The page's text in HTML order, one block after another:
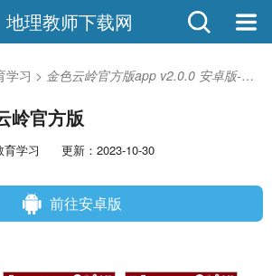
地理教师下载网
学习 > 金色云岭官方版app v2.0.0 安卓版-手机版下载
岭官方版
育学习 更新：2023-10-30
前往安卓版